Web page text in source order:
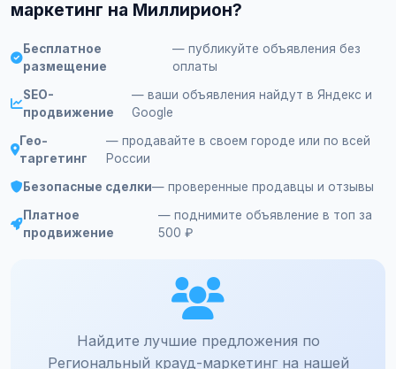
маркетинг на Миллирион?
Бесплатное
размещение
— публикуйте объявления без
оплаты
SEO-
продвижение
— ваши объявления найдут в Яндекс и
Google
Гео-
таргетинг
— продавайте в своем городе или по всей
России
Безопасные сделки— проверенные продавцы и отзывы
Платное
продвижение
— поднимите объявление в топ за
500 ₽
Найдите лучшие предложения по
Региональный крауд-маркетинг на нашей